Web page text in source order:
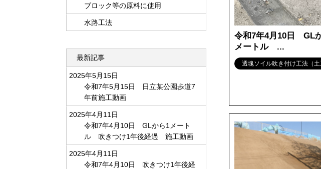
令和7年4月10日 GL
メートル ...
透塊ソイル吹き付け工法（土
ブロック等の原料に使用
水路工法
最新記事
2025年5月15日
令和7年5月15日 日立某公園歩道7
年前施工動画
2025年4月11日
令和7年4月10日 GLから1メート
ル 吹きつけ1年後経過 施工動画
2025年4月11日
令和7年4月10日 吹きつけ1年後経